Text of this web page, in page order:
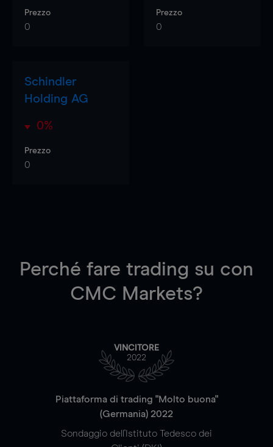
Prezzo
0
Prezzo
0
Schindler
Holding AG
0%
Prezzo
0
Perché fare trading su con
CMC Markets?
VINCITORE
2022
Piattaforma di trading "Molto buona"
(Germania) 2022
Sondaggio dell'Istituto Tedesco dei